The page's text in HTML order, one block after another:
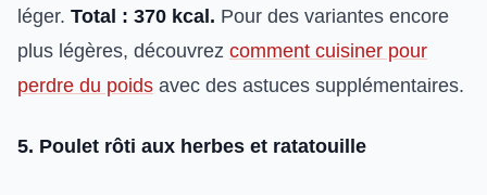
léger. Total : 370 kcal. Pour des variantes encore
plus légères, découvrez comment cuisiner pour
perdre du poids avec des astuces supplémentaires.
5. Poulet rôti aux herbes et ratatouille